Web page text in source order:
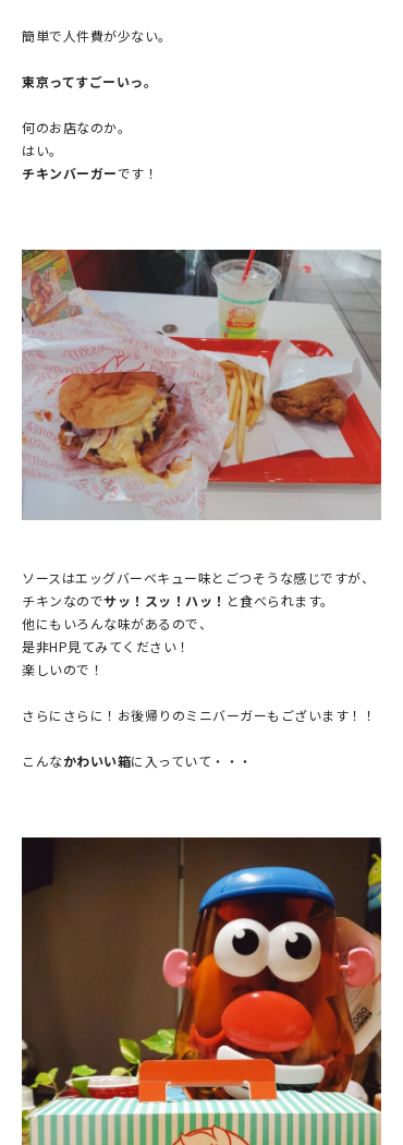
簡単で人件費が少ない。
東京ってすごーいっ。
何のお店なのか。
はい。
チキンバーガーです！
ソースはエッグバーベキュー味とごつそうな感じですが、
チキンなのでサッ！スッ！ハッ！ と食べられます。
他にもいろんな味があるので、
是非HP見てみてください！
楽しいので！
さらにさらに！お後帰りのミニバーガーもございます！！
こんなかわいい箱に入っていて・・・